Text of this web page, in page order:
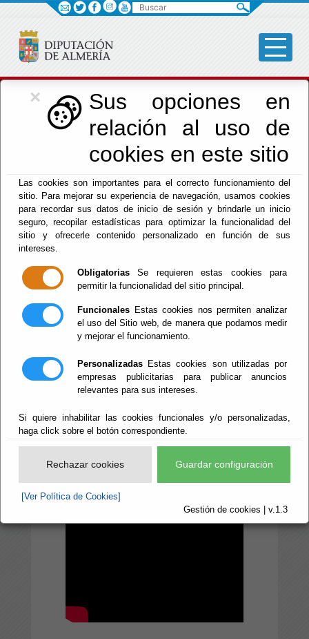
×
Sus opciones en
relación al uso de
cookies en este sitio
Las cookies son importantes para el correcto funcionamiento del
sitio. Para mejorar su experiencia de navegación, usamos cookies
para recordar sus datos de inicio de sesión y brindarle un inicio
seguro, recopilar estadísticas para optimizar la funcionalidad del
sitio y ofrecerle contenido personalizado en función de sus
intereses.
Obligatorias Se requieren estas cookies para
permitir la funcionalidad del sitio principal.
Funcionales Estas cookies nos permiten analizar
el uso del Sitio web, de manera que podamos medir
y mejorar el funcionamiento.
Personalizadas Estas cookies son utilizadas por
empresas publicitarias para publicar anuncios
relevantes para sus intereses.
Si quiere inhabilitar las cookies funcionales y/o personalizadas,
haga click sobre el botón correspondiente.
Rechazar cookies Guardar configuración
[Ver Política de Cookies]
Gestión de cookies | v.1.3
Cultura, Cine e
Identidad Almeriense
Menú Cultura
Bienvenido al Área
de Cultura, Cine e
Identidad
Almeriense
Buscar